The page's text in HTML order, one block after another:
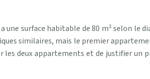
surface habitable de 80 m² selon le
similaires, mais le premier
deux appartements et de justifier un